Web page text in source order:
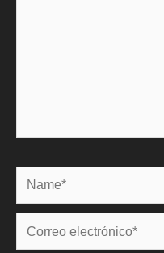
Name*
Correo
electrónico*